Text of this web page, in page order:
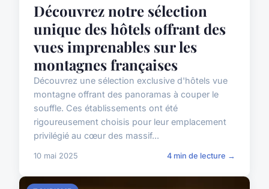
Découvrez notre sélection
unique des hôtels offrant des
vues imprenables sur les
montagnes françaises
Découvrez une sélection exclusive d'hôtels vue
montagne offrant des panoramas à couper le
souffle. Ces établissements ont été
rigoureusement choisis pour leur emplacement
privilégié au cœur des massif...
10 mai 2025 4 min de lecture →